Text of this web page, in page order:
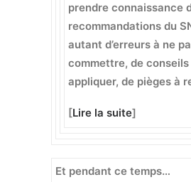
prendre connaissance
recommandations du
autant d’erreurs à ne
commettre, de conseils
appliquer, de pièges à
[Lire la suite]
Et pendant ce temps…